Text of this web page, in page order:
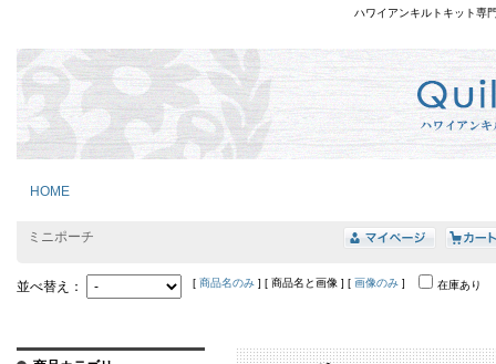
ハワイアンキルトキット専
HOME
ミニポーチ
並べ替え： [ 商品名のみ ] [ 商品名と画像 ] [ 画像のみ ] 在庫あり